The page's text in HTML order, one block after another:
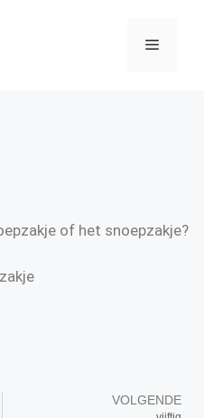
of het snoepzakje?
VOLGENDE